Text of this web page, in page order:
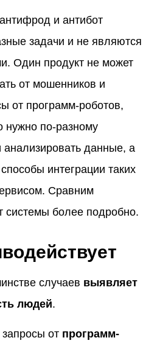
и антибот
задачи и не являются
Один продукт не может
от мошенников и
от программ-роботов,
нужно по-разному
анализировать данные, а
интеграции таких
Сравним
системы более подробно.
случаев выявляет
людей.
запросы от программ-